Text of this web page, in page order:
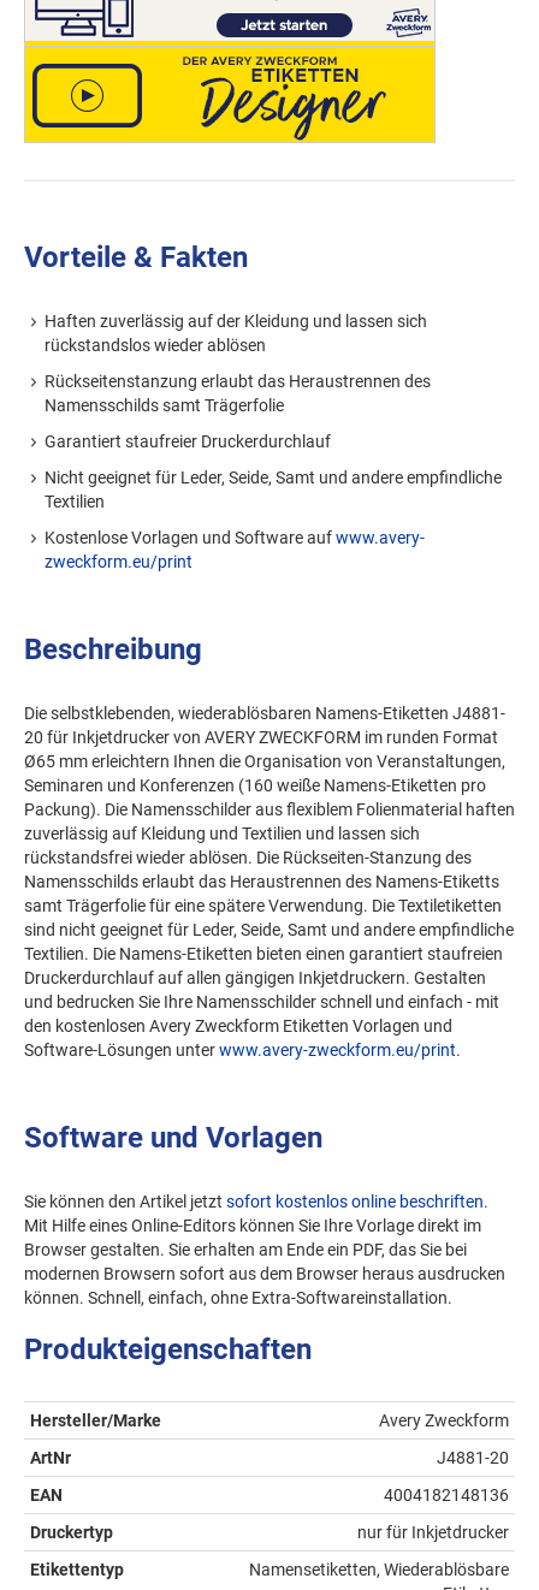
Vorteile & Fakten
Haften zuverlässig auf der Kleidung und lassen sich
rückstandslos wieder ablösen
Rückseitenstanzung erlaubt das Heraustrennen des
Namensschilds samt Trägerfolie
Garantiert staufreier Druckerdurchlauf
Nicht geeignet für Leder, Seide, Samt und andere empfindliche
Textilien
Kostenlose Vorlagen und Software aufwww.avery-
zweckform.eu/print
Beschreibung
Die selbstklebenden, wiederablösbaren Namens-Etiketten J4881-
20 für Inkjetdrucker von AVERY ZWECKFORM im runden Format
Ø65 mm erleichtern Ihnen die Organisation von Veranstaltungen,
Seminaren und Konferenzen (160 weiße Namens-Etiketten pro
Packung). Die Namensschilder aus flexiblem Folienmaterial haften
zuverlässig auf Kleidung und Textilien und lassen sich
rückstandsfrei wieder ablösen. Die Rückseiten-Stanzung des
Namensschilds erlaubt das Heraustrennen des Namens-Etiketts
samt Trägerfolie für eine spätere Verwendung. Die Textiletiketten
sind nicht geeignet für Leder, Seide, Samt und andere empfindliche
Textilien. Die Namens-Etiketten bieten einen garantiert staufreien
Druckerdurchlauf auf allen gängigen Inkjetdruckern. Gestalten
und bedrucken Sie Ihre Namensschilder schnell und einfach - mit
den kostenlosen Avery Zweckform Etiketten Vorlagen und
Software-Lösungen unterwww.avery-zweckform.eu/print.
Software und Vorlagen
Sie können den Artikel jetzt sofort kostenlos online beschriften.
Mit Hilfe eines Online-Editors können Sie Ihre Vorlage direkt im
Browser gestalten. Sie erhalten am Ende ein PDF, das Sie bei
modernen Browsern sofort aus dem Browser heraus ausdrucken
können. Schnell, einfach, ohne Extra-Softwareinstallation.
Produkteigenschaften
Hersteller/Marke
Avery Zweckform
ArtNr
J4881-20
EAN
4004182148136
Druckertyp
nur für Inkjetdrucker
Etikettentyp
Namensetiketten, Wiederablösbare